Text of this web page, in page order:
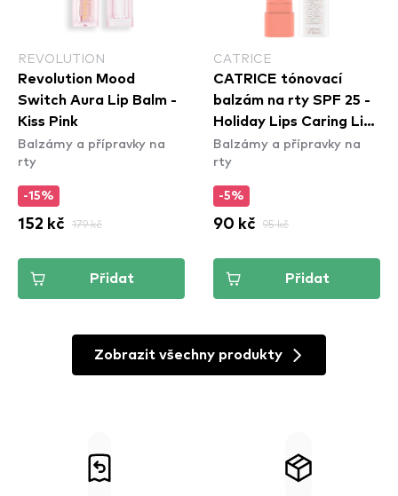
REVOLUTION
Revolution Mood
Switch Aura Lip Balm -
Kiss Pink
Balzámy a přípravky na
rty
-15%
152 kč 179 kč
Přidat
CATRICE
CATRICE tónovací
balzám na rty SPF 25 -
Holiday Lips Caring Lip
Balm - 040 Tropic
Feels
Balzámy a přípravky na
rty
-5%
90 kč 95 kč
Přidat
Zobrazit všechny produkty